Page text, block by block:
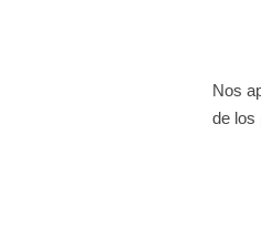
Nos
de los